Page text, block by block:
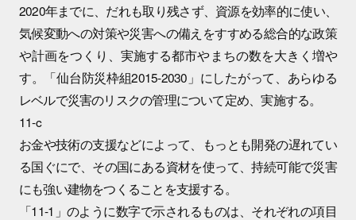
2020年までに、だれも取り残さず、資源を効率的に使い、
気候変動への対策や災害への備えをすすめる総合的な政策
や計画をつくり、実施する都市やまちの数を大きく増や
す。「仙台防災枠組2015-2030」にしたがって、あらゆる
レベルで災害のリスクの管理について定め、実施する。
11-c
お金や技術の支援などによって、もっとも開発の遅れてい
る国ぐにで、その国にある資材を使って、持続可能で災害
にも強い建物をつくることを支援する。
「11-1」のように数字で示されるものは、それぞれの項目